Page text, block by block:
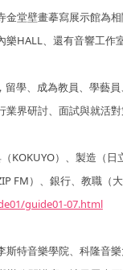
堂壁畫摹寫展示館為
HALL、還有音響工作
學、成為教員、學藝
界研討、面試與就活
KOKUYO）、製造（
FM）、銀行、教職（大
guide01-07.html
特音樂學院、科隆音